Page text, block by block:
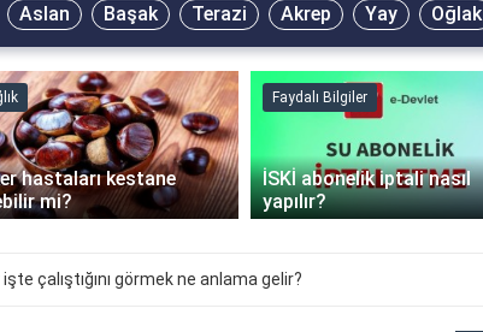
Aslan Başak Terazi Akrep Yay Oğlak
hastaları kestane
mi?
Faydalı Bilgiler
İSKİ abonelik iptali nasıl
yapılır?
çalıştığını görmek ne anlama gelir?